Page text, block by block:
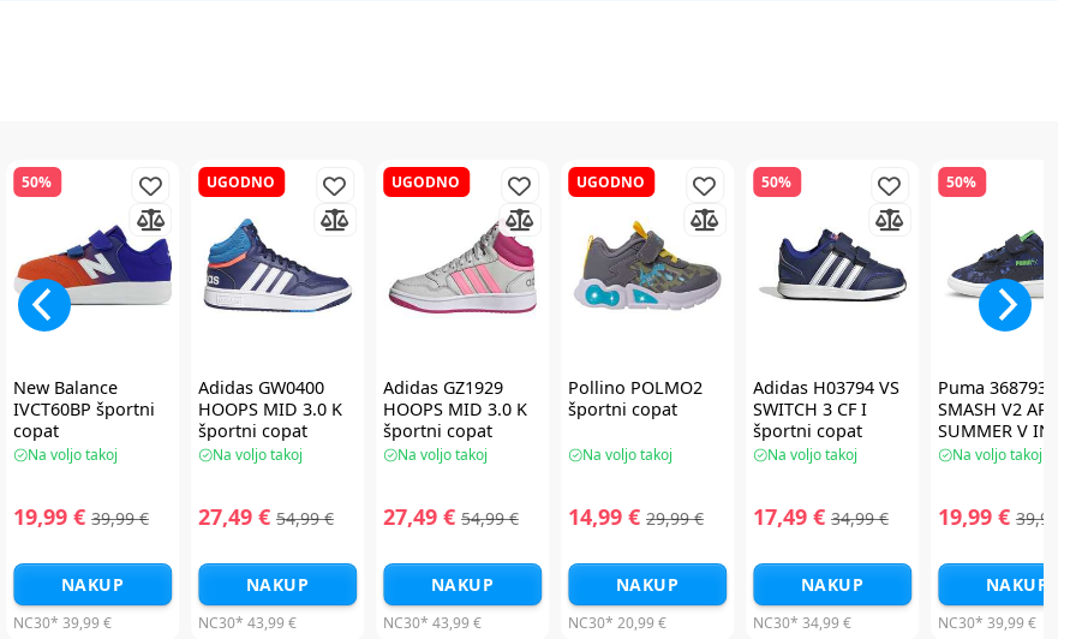
50%
New Balance
IVCT60BP športni
copat
Na voljo takoj
19,99 € 39,99 €
NAKUP
NC30* 39,99 €
UGODNO
Adidas GW0400
HOOPS MID 3.0 K
športni copat
Na voljo takoj
27,49 € 54,99 €
NAKUP
NC30* 43,99 €
UGODNO
Adidas GZ1929
HOOPS MID 3.0 K
športni copat
Na voljo takoj
27,49 € 54,99 €
NAKUP
NC30* 43,99 €
UGODNO
Pollino POLMO2
športni copat
Na voljo takoj
14,99 € 29,99 €
NAKUP
NC30* 20,99 €
50%
Adidas H03794 VS
SWITCH 3 CF I
športni copat
Na voljo takoj
17,49 € 34,99 €
NAKUP
NC30* 34,99 €
50%
Puma 368793-01
SMASH V2
SUMMER V INF
športni copat
Na voljo takoj
19,99 € 39,99 €
NAKUP
NC30* 39,99 €